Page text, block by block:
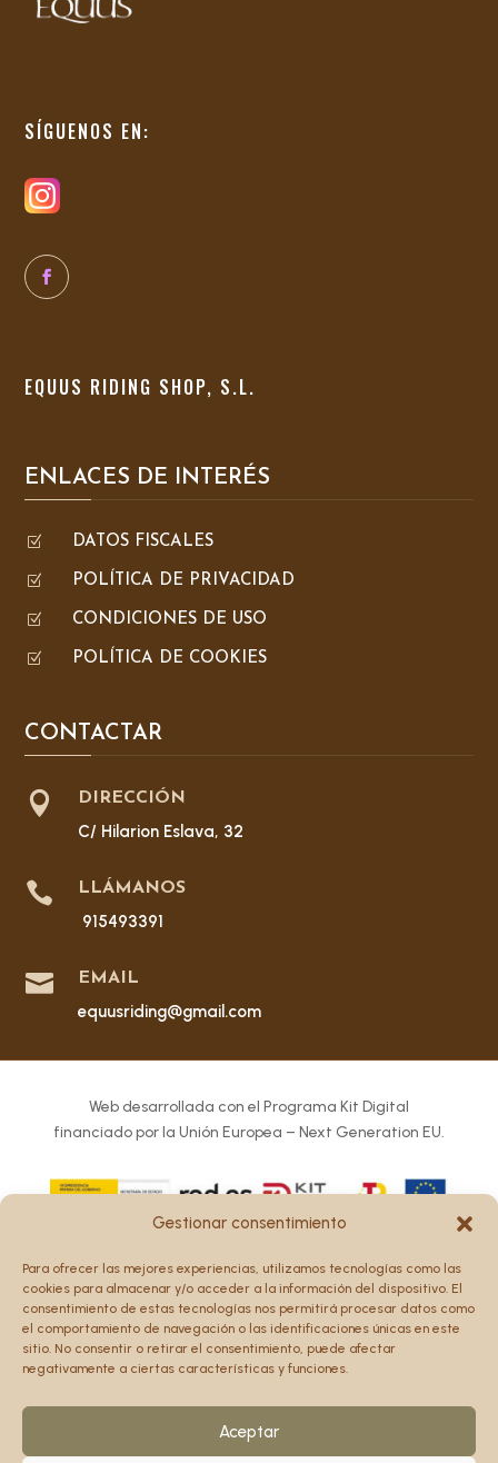
Gestionar consentimiento
Para ofrecer las mejores experiencias, utilizamos tecnologías como las
cookies para almacenar y/o acceder a la información del dispositivo. El
consentimiento de estas tecnologías nos permitirá procesar datos como
el comportamiento de navegación o las identificaciones únicas en este
sitio. No consentir o retirar el consentimiento, puede afectar
negativamente a ciertas características y funciones.
Aceptar
SÍGUENOS EN:
EQUUS RIDING SHOP, S.L.
ENLACES DE INTERÉS
Z DATOS FISCALES
Z POLÍTICA DE PRIVACIDAD
Z CONDICIONES DE USO
Z POLÍTICA DE COOKIES
CONTACTAR
 DIRECCIÓN
C/ Hilarion Eslava, 32
 LLÁMANOS
915493391
 EMAIL
equusriding@gmail.com
Web desarrollada con el Programa Kit Digital
financiado por la Unión Europea – Next Generation EU.
son únicamente los del autor o autores y no reflejan
necesariamente los de la Unión Europea o la Comisión
Europea.
Ni la Unión Europea ni la Comisión Europea pueden ser